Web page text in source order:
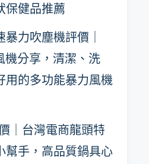
保健品推薦
力吹塵機評價｜
機分享，清潔、洗
用的多功能暴力風機
｜台灣電商龍頭特
幫手，高品質鍋具心